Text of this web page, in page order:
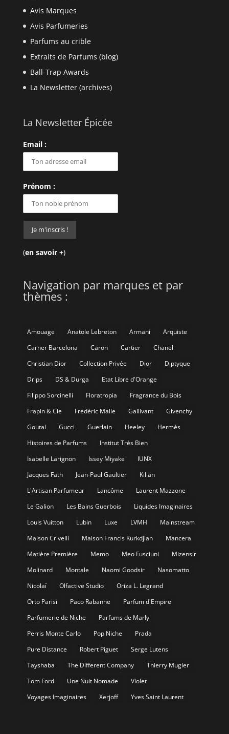
Avis Marques
Avis Parfumeries
Parfums au crible
Extraits de Parfums (blog)
Ball-Trap Awards
La Newsletter (archives)
La Newsletter Épicée
Email :
Prénom :
(en savoir +)
Navigation par marques et par
thèmes :
Amouage Anatole Lebreton Armani
Arquiste
Carner Barcelona
Caron Cartier
Chanel
Christian Dior
Collection Privée Dior
Diptyque
Drips
DS & Durga
Etat Libre d'Orange
Filippo Sorcinelli
Floratropia
Fragrance du Bois
Frapin & Cie
Frédéric Malle Gallivant
Givenchy
Goutal
Gucci Guerlain Heeley
Hermès
Histoires de Parfums
Institut Très Bien
Isabelle Larignon
Issey Miyake
IUNX
Jacques Fath
Jean-Paul Gaultier
Kilian
L'Artisan Parfumeur
Lancôme
Laurent Mazzone
Le Galion
Les Bains Guerbois
Liquides Imaginaires
Louis Vuitton
Lubin Luxe LVMH
Mainstream
Maison Crivelli
Maison Francis Kurkdjian
Mancera
Matière Première
Memo Meo Fusciuni
Mizensir
Molinard
Montale Naomi Goodsir
Nasomatto
Nicolaï
Olfactive Studio
Oriza L. Legrand
Orto Parisi
Paco Rabanne
Parfum d'Empire
Parfumerie de Niche
Parfums de Marly
Perris Monte Carlo
Pop Niche
Prada
Pure Distance
Robert Piguet
Serge Lutens
Tayshaba
The Different Company
Thierry Mugler
Tom Ford
Une Nuit Nomade
Violet
Voyages Imaginaires
Xerjoff Yves Saint Laurent